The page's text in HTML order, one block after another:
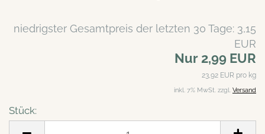
niedrigster Gesamtpreis der letzten 30 Tage: 3,15
EUR
Nur 2,99 EUR
23,92 EUR pro kg
inkl. 7% MwSt. zzgl. Versand
Stück: